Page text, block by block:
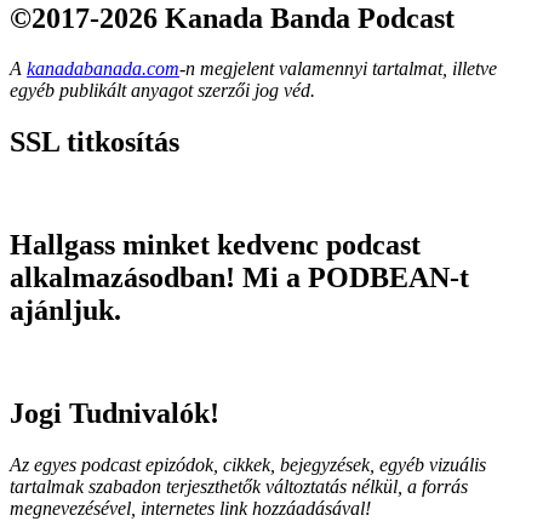
©2017-2026 Kanada Banda Podcast
A kanadabanada.com-n megjelent valamennyi tartalmat, illetve
egyéb publikált anyagot szerzői jog véd.
SSL titkosítás
Hallgass minket kedvenc podcast
alkalmazásodban! Mi a PODBEAN-t
ajánljuk.
Jogi Tudnivalók!
Az egyes podcast epizódok, cikkek, bejegyzések, egyéb vizuális
tartalmak szabadon terjeszthetők változtatás nélkül, a forrás
megnevezésével, internetes link hozzáadásával!